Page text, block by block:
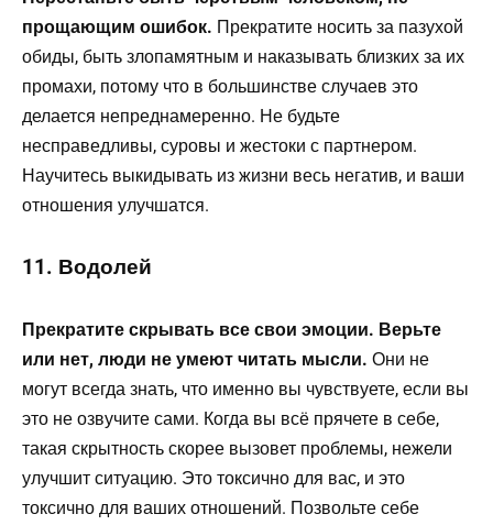
прощающим ошибок. Прекратите носить за пазухой
обиды, быть злопамятным и наказывать близких за их
промахи, потому что в большинстве случаев это
делается непреднамеренно. Не будьте
несправедливы, суровы и жестоки с партнером.
Научитесь выкидывать из жизни весь негатив, и ваши
отношения улучшатся.
11. Водолей
Прекратите скрывать все свои эмоции. Верьте
или нет, люди не умеют читать мысли. Они не
могут всегда знать, что именно вы чувствуете, если вы
это не озвучите сами. Когда вы всё прячете в себе,
такая скрытность скорее вызовет проблемы, нежели
улучшит ситуацию. Это токсично для вас, и это
токсично для ваших отношений. Позвольте себе